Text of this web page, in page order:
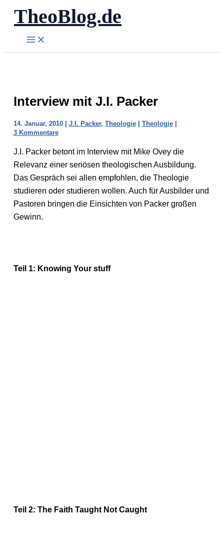
Zum
Inhalt
springen
TheoBlog.de
Interview mit J.I. Packer
14. Januar, 2010 | J.I. Packer, Theologie| Theologie|
3 Kommentare
J.I. Packer betont im Interview mit Mike Ovey die
Relevanz einer seriösen theologischen Ausbildung.
Das Gespräch sei allen empfohlen, die Theologie
studieren oder studieren wollen. Auch für Ausbilder und
Pastoren bringen die Einsichten von Packer großen
Gewinn.
Teil 1: Knowing Your stuff
Teil 2: The Faith Taught Not Caught